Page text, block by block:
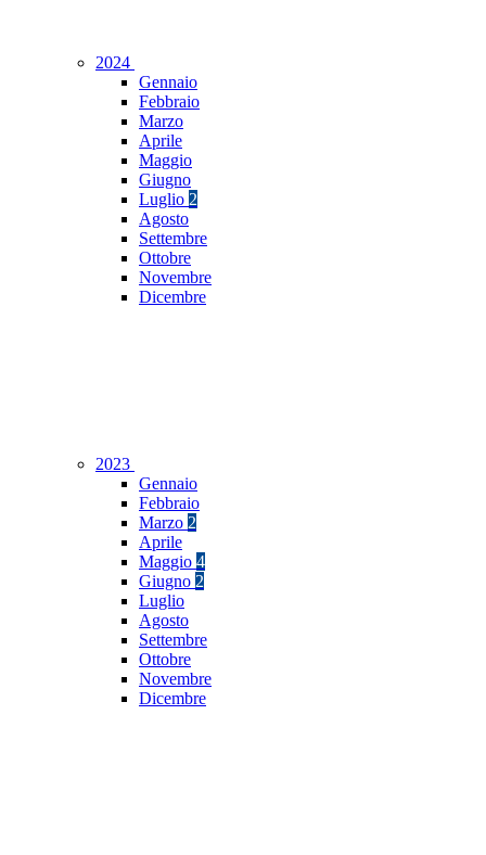
2024
Gennaio
Febbraio
Marzo
Aprile
Maggio
Giugno
Luglio 2
Agosto
Settembre
Ottobre
Novembre
Dicembre
2023
Gennaio
Febbraio
Marzo 2
Aprile
Maggio 4
Giugno 2
Luglio
Agosto
Settembre
Ottobre
Novembre
Dicembre